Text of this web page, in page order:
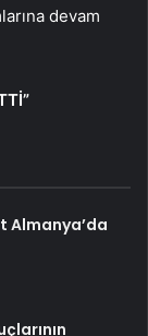
devam
Almanya’da